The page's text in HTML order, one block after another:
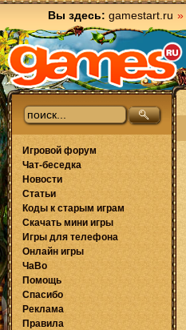
Вы здесь: gamestart.ru »
Игровой форум
Чат-беседка
Новости
Статьи
Коды к старым играм
Скачать мини игры
Игры для телефона
Онлайн игры
ЧаВо
Помощь
Спасибо
Реклама
Правила